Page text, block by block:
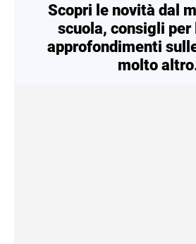
Scopri le novità dal
scuola, consigli per
approfondimenti
molto